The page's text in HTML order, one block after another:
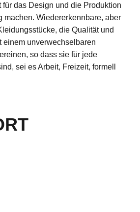
das Design und die Produktion
machen. Wiedererkennbare, aber
die Qualität und
einem unverwechselbaren
so dass sie für jede
sei es Arbeit, Freizeit, formell